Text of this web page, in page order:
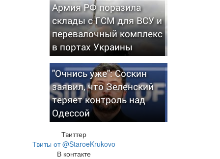
Армия РФ поразила
склады с ГСМ для ВСУ и
перевалочный комплекс
в портах Украины
"Очнись уже": Соскин
заявил, что Зеленский
теряет контроль над
Одессой
Твиттер
Твиты от @StaroeKrukovo
В контакте